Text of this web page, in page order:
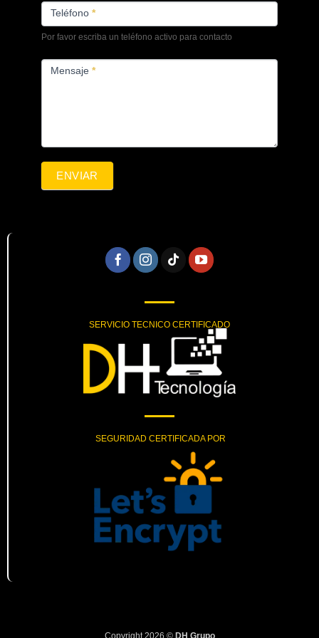
Teléfono*
Por favor escriba un teléfono activo para contacto
Mensaje*
ENVIAR
SERVICIO TECNICO CERTIFICADO
SEGURIDAD CERTIFICADA POR
Copyright 2026 © DH Grupo